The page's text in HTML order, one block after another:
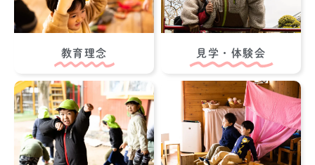
教育理念 見学・体験会